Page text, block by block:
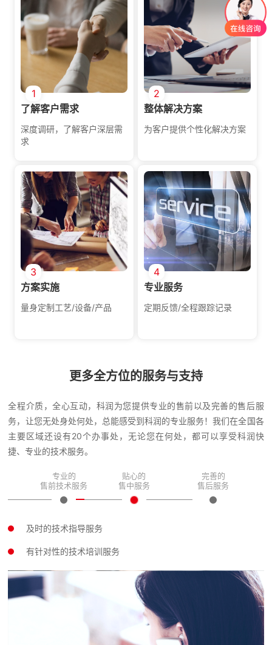
1
了解客户需求
深度调研，了解客户深层需
求
2
整体解决方案
为客户提供个性化解决方案
3
方案实施
量身定制工艺/设备/产品
4
专业服务
定期反馈/全程跟踪记录
更多全方位的服务与支持
全程介质，全心互动，科润为您提供专业的售前以及完善的售后服
务，让您无处身处何处，总能感受到科润的专业服务！我们在全国各
主要区域还设有20个办事处，无论您在何处，都可以享受科润快
捷、专业的技术服务。
专业的
售前技术服务
贴心的
售中服务
完善的
售后服务
及时的技术指导服务
有针对性的技术培训服务